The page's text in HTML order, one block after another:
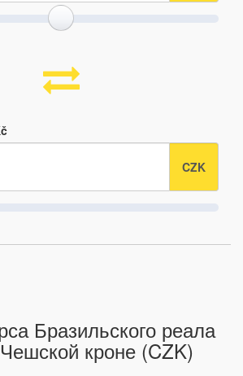
Бразильского реала
кроне (CZK)